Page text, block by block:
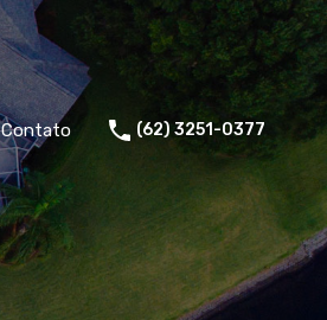
Contato (62) 3251-0377